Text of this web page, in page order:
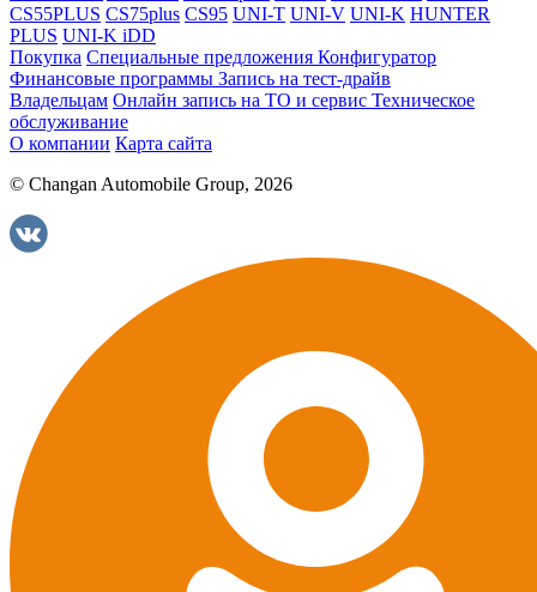
CS55PLUS CS75plus CS95 UNI-T UNI-V UNI-K HUNTER
PLUS UNI-K iDD
Покупка Специальные предложения Конфигуратор
Финансовые программы Запись на тест-драйв
Владельцам Онлайн запись на ТО и сервис Техническое
обслуживание
О компании Карта сайта
© Changan Automobile Group, 2026